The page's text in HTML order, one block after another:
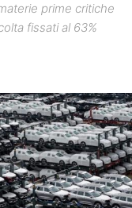
prime critiche
fissati al 63%